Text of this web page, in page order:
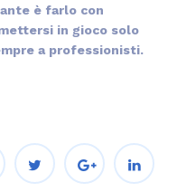
è farlo con
in gioco solo
a professionisti.